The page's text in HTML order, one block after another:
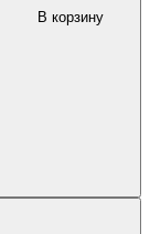
В корзину